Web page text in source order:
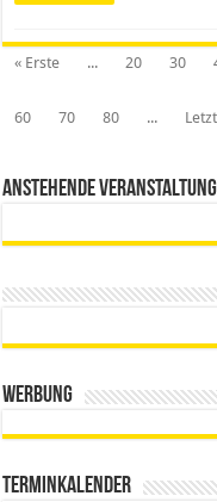
« Erste ... 20 30
60
70 80 ...
Anstehende
Werbung
Terminkalender